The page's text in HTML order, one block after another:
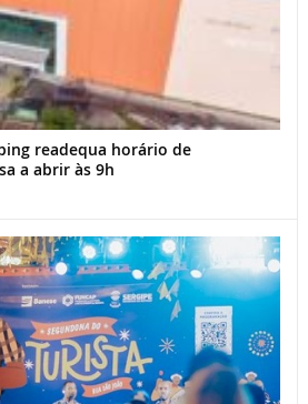
readequa horário de
a abrir às 9h